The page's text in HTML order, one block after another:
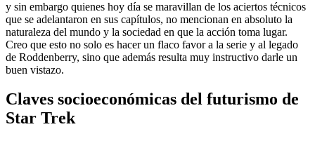
y sin embargo quienes hoy día se maravillan de los aciertos técnicos
que se adelantaron en sus capítulos, no mencionan en absoluto la
naturaleza del mundo y la sociedad en que la acción toma lugar.
Creo que esto no solo es hacer un flaco favor a la serie y al legado
de Roddenberry, sino que además resulta muy instructivo darle un
buen vistazo.
Claves socioeconómicas del futurismo de
Star Trek